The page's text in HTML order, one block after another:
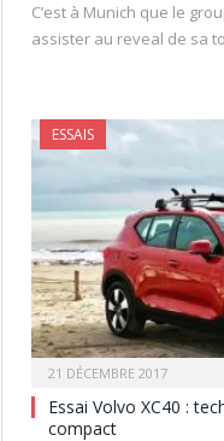
C’est à Munich que le
assister au reveal de sa
ESSAIS
21 DÉCEMBRE 2017
Essai Volvo XC40 :
compact